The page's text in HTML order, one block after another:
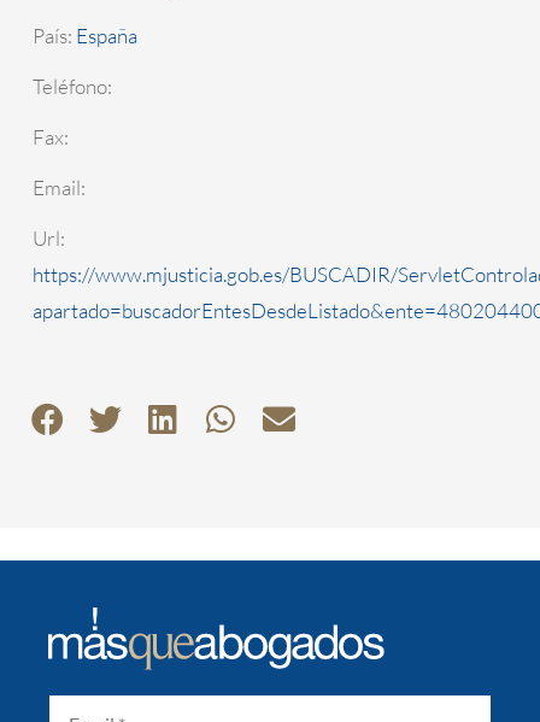
País: España
Teléfono:
Fax:
Email:
Url:
https://www.mjusticia.gob.es/BUSCADIR/